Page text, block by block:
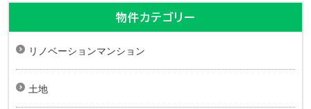
物件カテゴリー
リノベーションマンション
土地